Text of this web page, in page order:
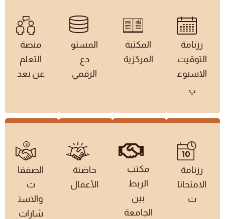
رزنامة
التوقيت
الاسبوع
ي
المكتبة
المركزية
المستو
دع
الرقمي
منصة
التعلم
عن بعد
رزنامة
الامتحانا
ت
مكتب
الربط
بين
الجامعة
حاضنة
الأعمال
الصفقا
ت
والاست
شارات